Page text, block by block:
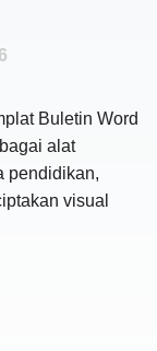
Buletin Word
alat
pendidikan,
visual